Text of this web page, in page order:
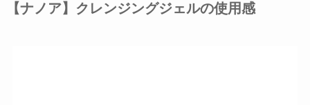
【ナノア】クレンジングジェルの使用感